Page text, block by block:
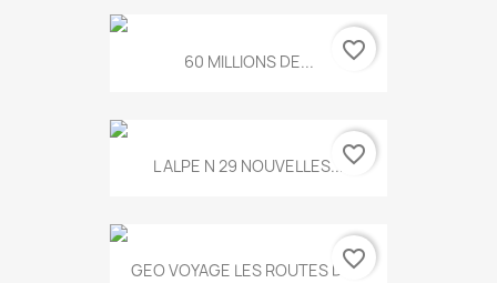
60 MILLIONS DE... favorite_border
L ALPE N 29 NOUVELLES...favorite_border
GEO VOYAGE LES ROUTES DE...
favorite_border